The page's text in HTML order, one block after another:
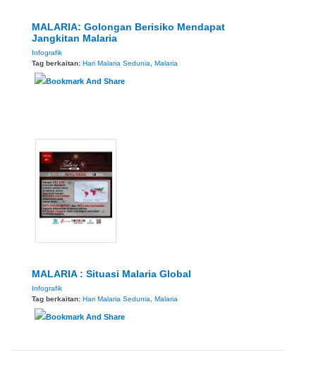
MALARIA: Golongan Berisiko Mendapat
Jangkitan Malaria
Infografik
Tag berkaitan: Hari Malaria Sedunia Malaria
MALARIA : Situasi Malaria Global
Infografik
Tag berkaitan: Hari Malaria Sedunia Malaria